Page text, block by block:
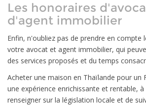
Les honoraires
d'agent immobilier
Enfin, n'oubliez pas de prendre en compte
votre avocat et agent immobilier, qui
des services proposés et du temps
Acheter une maison en Thaïlande pour un
une expérience enrichissante et rentable,
renseigner sur la législation locale et de